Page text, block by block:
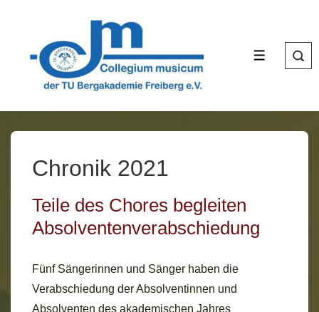
MENÜ
Chronik 2021
Teile des Chores begleiten
Absolventenverabschiedung
Fünf Sängerinnen und Sänger haben die
Verabschiedung der Absolventinnen und
Absolventen des akademischen Jahres